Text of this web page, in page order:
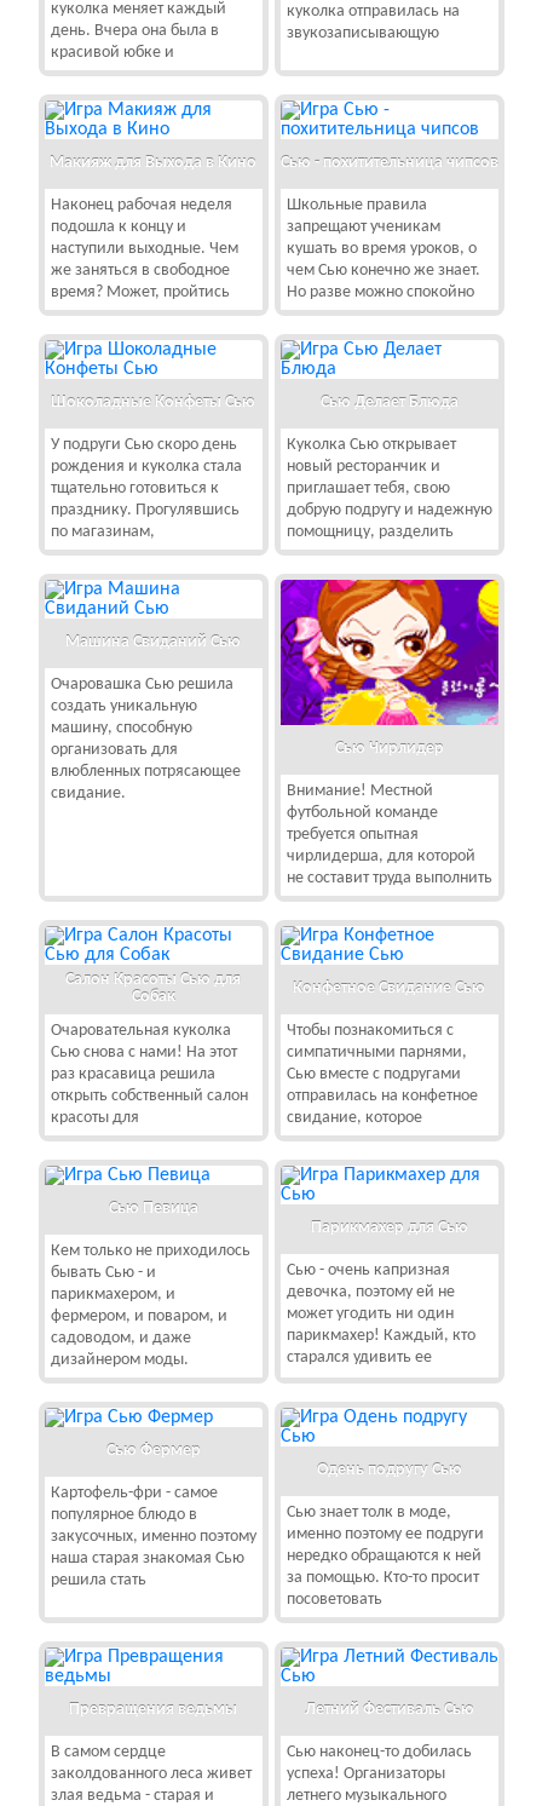
куколка меняет каждый
день. Вчера она была в
красивой юбке и
куколка отправилась на
звукозаписывающую
Макияж для Выхода в Кино
Наконец рабочая неделя
подошла к концу и
наступили выходные. Чем
же заняться в свободное
время? Может, пройтись
Сью - похитительница чипсов
Школьные правила
запрещают ученикам
кушать во время уроков, о
чем Сью конечно же знает.
Но разве можно спокойно
Шоколадные Конфеты Сью
У подруги Сью скоро день
рождения и куколка стала
тщательно готовиться к
празднику. Прогулявшись
по магазинам,
Сью Делает Блюда
Куколка Сью открывает
новый ресторанчик и
приглашает тебя, свою
добрую подругу и надежную
помощницу, разделить
Машина Свиданий Сью
Очаровашка Сью решила
создать уникальную
машину, способную
организовать для
влюбленных потрясающее
свидание.
Сью Чирлидер
Внимание! Местной
футбольной команде
требуется опытная
чирлидерша, для которой
не составит труда выполнить
Салон Красоты Сью для
Собак
Очаровательная куколка
Сью снова с нами! На этот
раз красавица решила
открыть собственный салон
красоты для
Конфетное Свидание Сью
Чтобы познакомиться с
симпатичными парнями,
Сью вместе с подругами
отправилась на конфетное
свидание, которое
Сью Певица
Кем только не приходилось
бывать Сью - и
парикмахером, и
фермером, и поваром, и
садоводом, и даже
дизайнером моды.
Парикмахер для Сью
Сью - очень капризная
девочка, поэтому ей не
может угодить ни один
парикмахер! Каждый, кто
старался удивить ее
Сью Фермер
Картофель-фри - самое
популярное блюдо в
закусочных, именно поэтому
наша старая знакомая Сью
решила стать
Одень подругу Сью
Сью знает толк в моде,
именно поэтому ее подруги
нередко обращаются к ней
за помощью. Кто-то просит
посоветовать
Превращения ведьмы
В самом сердце
заколдованного леса живет
злая ведьма - старая и
Летний Фестиваль Сью
Сью наконец-то добилась
успеха! Организаторы
летнего музыкального